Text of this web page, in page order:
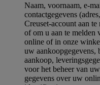
Naam, voornaam, e-
contactgegevens
Creuset-account aan
of om u aan te melden
online of in onze
uw aankoopgegevens,
aankoop,
voor het beheer van
gegevens over uw